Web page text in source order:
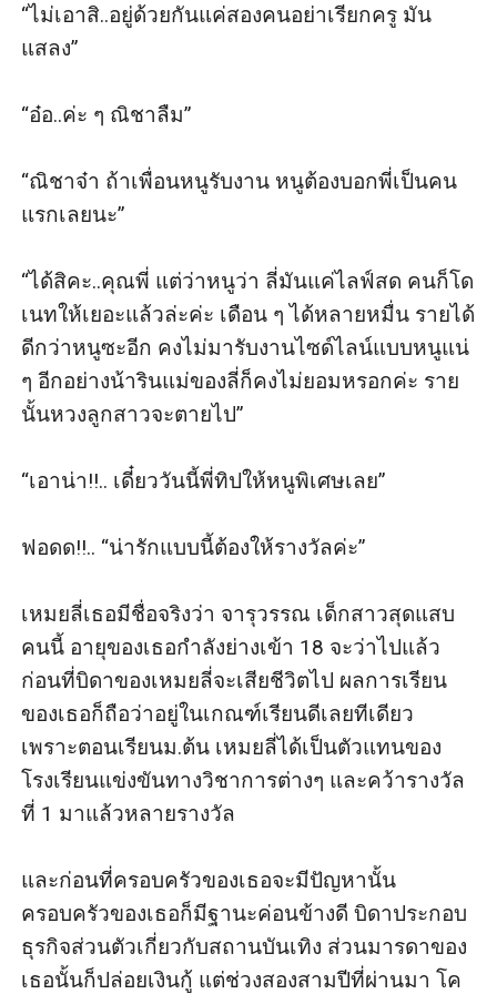
“ไม่เอาสิ..อยู่ด้วยกันแค่สองคนอย่าเรียกครู มัน
แสลง”
“อ๋อ..ค่ะ ๆ ณิชาลืม”
“ณิชาจ๋า ถ้าเพื่อนหนูรับงาน หนูต้องบอกพี่เป็นคน
แรกเลยนะ”
“ได้สิคะ..คุณพี่ แต่ว่าหนูว่า ลี่มันแค่ไลฟ์สด คนก็โด
เนทให้เยอะแล้วล่ะค่ะ เดือน ๆ ได้หลายหมื่น รายได้
ดีกว่าหนูซะอีก คงไม่มารับงานไซด์ไลน์แบบหนูแน่
ๆ อีกอย่างน้ารินแม่ของลี่ก็คงไม่ยอมหรอกค่ะ ราย
นั้นหวงลูกสาวจะตายไป”
“เอาน่า!!.. เดี๋ยววันนี้พี่ทิปให้หนูพิเศษเลย”
ฟอดด!!.. “น่ารักแบบนี้ต้องให้รางวัลค่ะ”
เหมยลี่เธอมีชื่อจริงว่า จารุวรรณ เด็กสาวสุดแสบ
คนนี้ อายุของเธอกำลังย่างเข้า 18 จะว่าไปแล้ว
ก่อนที่บิดาของเหมยลี่จะเสียชีวิตไป ผลการเรียน
ของเธอก็ถือว่าอยู่ในเกณฑ์เรียนดีเลยทีเดียว
เพราะตอนเรียนม.ต้น เหมยลี่ได้เป็นตัวแทนของ
โรงเรียนแข่งขันทางวิชาการต่างๆ และคว้ารางวัล
ที่ 1 มาแล้วหลายรางวัล
และก่อนที่ครอบครัวของเธอจะมีปัญหานั้น
ครอบครัวของเธอก็มีฐานะค่อนข้างดี บิดาประกอบ
ธุรกิจส่วนตัวเกี่ยวกับสถานบันเทิง ส่วนมารดาของ
เธอนั้นก็ปล่อยเงินกู้ แต่ช่วงสองสามปีที่ผ่านมา โค